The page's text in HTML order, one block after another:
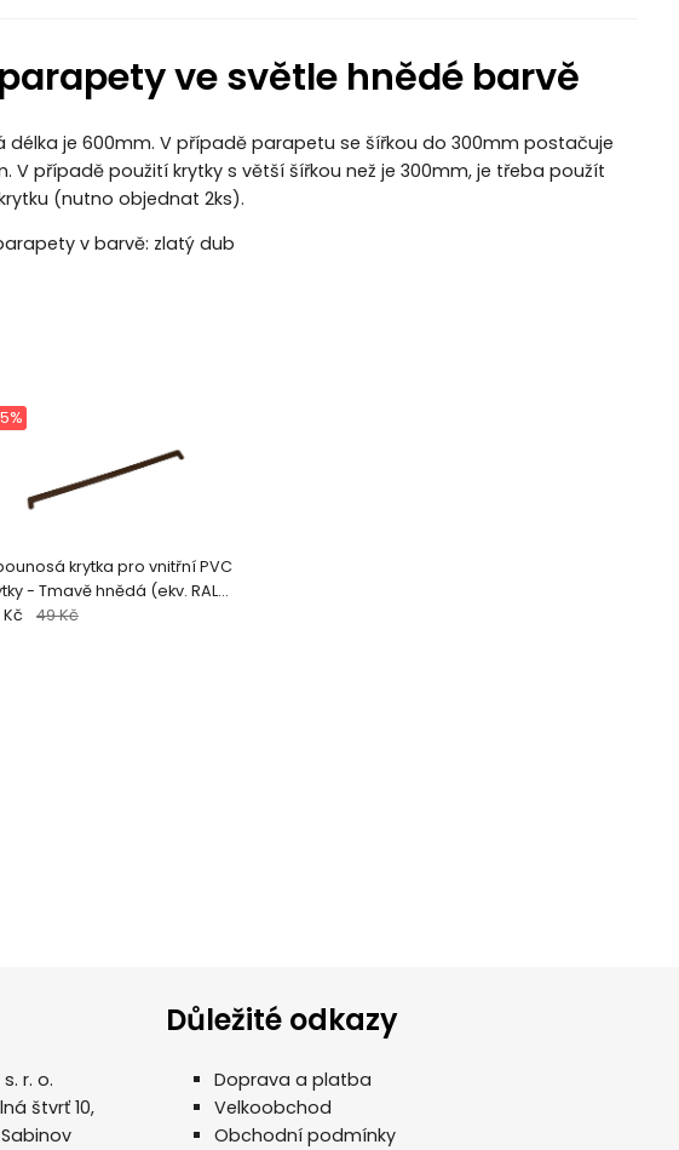
ve světle hnědé barvě
je 600mm. V případě parapetu se šířkou do 300mm postačuje
V případě použití krytky s větší šířkou než je 300mm, je třeba použít
(nutno objednat 2ks).
v barvě: zlatý dub
krytka pro vnitřní PVC
- Tmavě hnědá (ekv. RAL
Kč 49 Kč
r. o.
štvrť 10,
Sabinov
Důležité odkazy
Doprava a platba
Velkoobchod
Obchodní podmínky